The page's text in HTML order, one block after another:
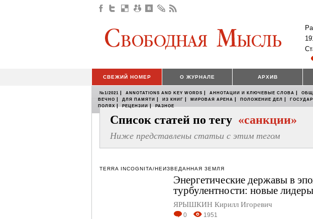
СВЕЖИЙ НОМЕР О ЖУРНАЛЕ АРХИВ
№1/2021 | ANNOTATIONS AND KEY WORDS | АННОТАЦИИ И КЛЮЧЕВЫЕ СЛОВА |
ВЕЧНО | ДЛЯ ПАМЯТИ | ИЗ КНИГ | МИРОВАЯ АРЕНА | ПОЛОЖЕНИЕ ДЕЛ |
ПОЛЯХ | РЕЦЕНЗИИ | РАЗНОЕ
Список статей по тегу «санкции»
Ниже представлены статьи с этим тегом
TERRA INCOGNITA/НЕИЗВЕДАННАЯ ЗЕМЛЯ
Энергетические державы в
турбулентности: новые
ЯРЫШКИН Кирилл Игоревич
0 1951